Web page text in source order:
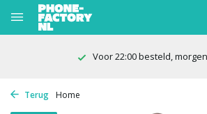
Voor 22:00 besteld,
Terug Home